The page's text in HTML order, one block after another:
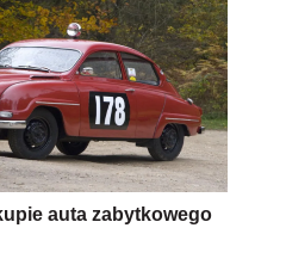
auta zabytkowego